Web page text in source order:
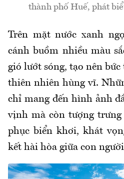
thành phố Huế, phát
Trên mặt nước xanh
cánh buồm nhiều màu
gió lướt sóng, tạo nên
thiên nhiên hùng vĩ.
chỉ mang đến hình ảnh
vịnh mà còn tượng
phục biển khơi, khát
kết hài hòa giữa con